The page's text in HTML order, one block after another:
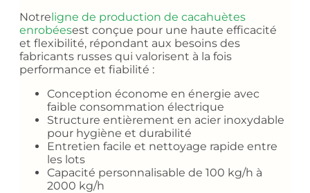
Notreligne de production de cacahuètes
enrobéesest conçue pour une haute efficacité
et flexibilité, répondant aux besoins des
fabricants russes qui valorisent à la fois
performance et fiabilité :
Conception économe en énergie avec
faible consommation électrique
Structure entièrement en acier inoxydable
pour hygiène et durabilité
Entretien facile et nettoyage rapide entre
les lots
Capacité personnalisable de 100 kg/h à
2000 kg/h